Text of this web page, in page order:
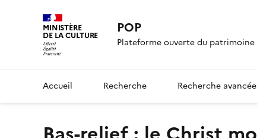
MINISTÈRE
DE LA CULTURE POP
Plateforme ouverte du patrimoine
Accueil Recherche Recherche avancée